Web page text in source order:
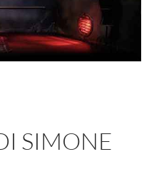
SIMONE